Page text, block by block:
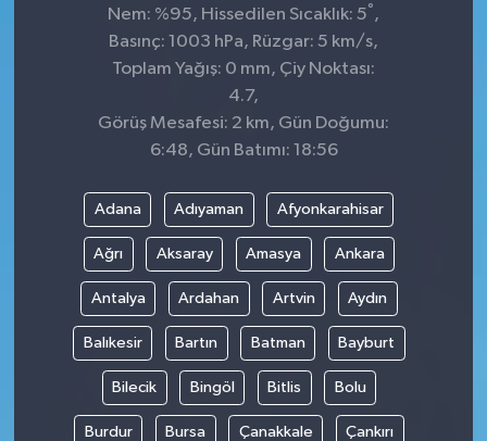
Nem: %95, Hissedilen Sıcaklık: 5° ,
Basınç: 1003 hPa, Rüzgar: 5 km/s,
Toplam Yağış: 0 mm, Çiy Noktası:
4.7,
Görüş Mesafesi: 2 km, Gün Doğumu:
6:48, Gün Batımı: 18:56
Adana Adıyaman Afyonkarahisar
Ağrı Aksaray Amasya Ankara
Antalya Ardahan Artvin Aydın
Balıkesir Bartın Batman Bayburt
Bilecik Bingöl Bitlis Bolu
Burdur Bursa Çanakkale Çankırı